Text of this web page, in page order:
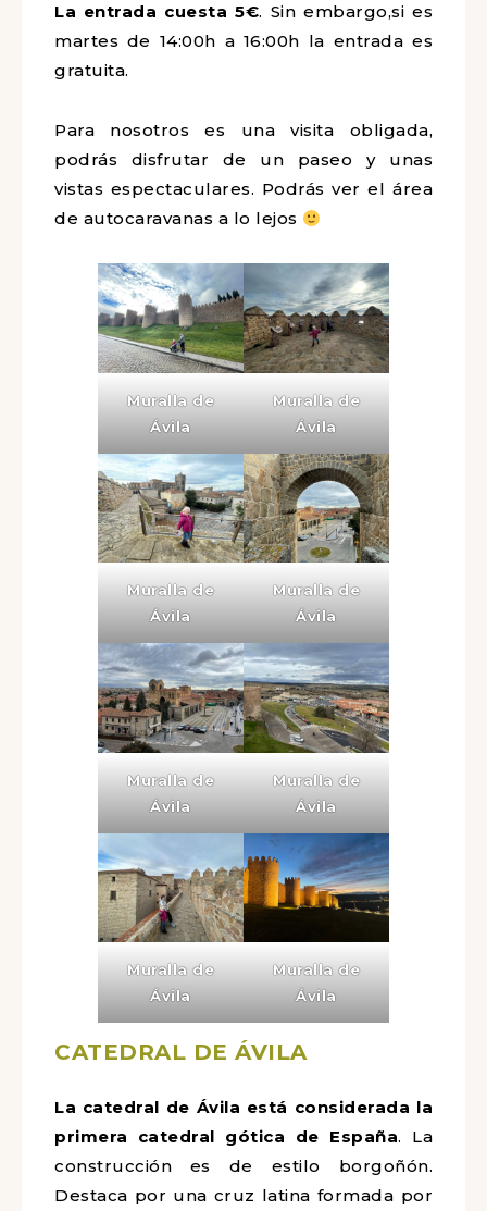
La entrada cuesta 5€. Sin embargo,si es
martes de 14:00h a 16:00h la entrada es
gratuita.
Para nosotros es una visita obligada,
podrás disfrutar de un paseo y unas
vistas espectaculares. Podrás ver el área
de autocaravanas a lo lejos
Muralla de
Ávila
Muralla de
Ávila
Muralla de
Ávila
Muralla de
Ávila
Muralla de
Ávila
Muralla de
Ávila
Muralla de
Ávila
Muralla de
Ávila
CATEDRAL DE ÁVILA
La catedral de Ávila está considerada la
primera catedral gótica de España. La
construcción es de estilo borgoñón.
Destaca por una cruz latina formada por